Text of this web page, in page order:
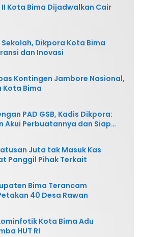
II Kota Bima Dijadwalkan Cair
Dikpora Kota Bima
dan Inovasi
Kontingen Jambore Nasional,
Kota Bima
PAD GSB, Kadis Dikpora:
Akui Perbuatannya dan Siap
Juta tak Masuk Kas
Panggil Pihak Terkait
Bima Terancam
40 Desa Rawan
Kota Bima Adu
HUT RI